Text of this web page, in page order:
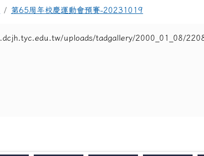
第65周年校慶運動會預賽-20231019